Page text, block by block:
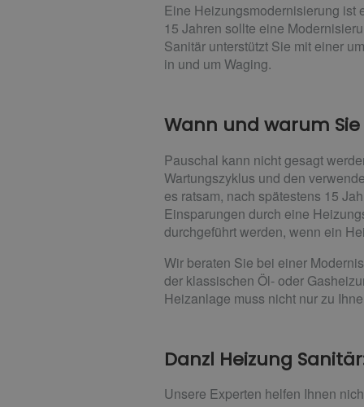
Eine Heizungsmodernisierung ist
15 Jahren sollte eine
Sanitär unterstützt Sie mit einer
in und um Waging.
Wann und warum
Pauschal kann nicht gesagt
Wartungszyklus und den
es ratsam, nach spätestens 15
Einsparungen durch eine
durchgeführt werden, wenn ein
Wir beraten Sie bei einer
der klassischen Öl- oder
Heizanlage muss nicht nur zu
Danzl Heizung
Unsere Experten helfen Ihnen